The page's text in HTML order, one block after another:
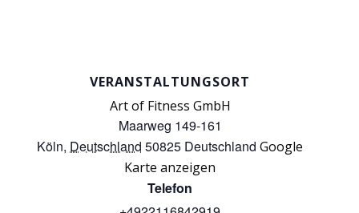
VERANSTALTUNGSORT
Art of Fitness GmbH
Maarweg 149-161
Köln, Deutschland 50825 Deutschland Google
Karte anzeigen
Telefon